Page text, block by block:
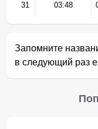
31 03:48
Запомните
в следующий раз